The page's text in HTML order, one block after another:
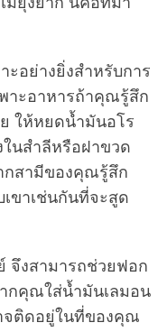
ะอย่างยิ่งสำหรับการ
าะอาหารถ้าคุณรู้สึก
ให้หยดน้ำมันอโร
นสำลีหรือฝาขวด
กสามีของคุณรู้สึก
ขาเช่นกันที่จะสูด
จึงสามารถช่วยฟอก
กคุณใส่น้ำมันเลมอน
จติดอยู่ในที่ของคุณ